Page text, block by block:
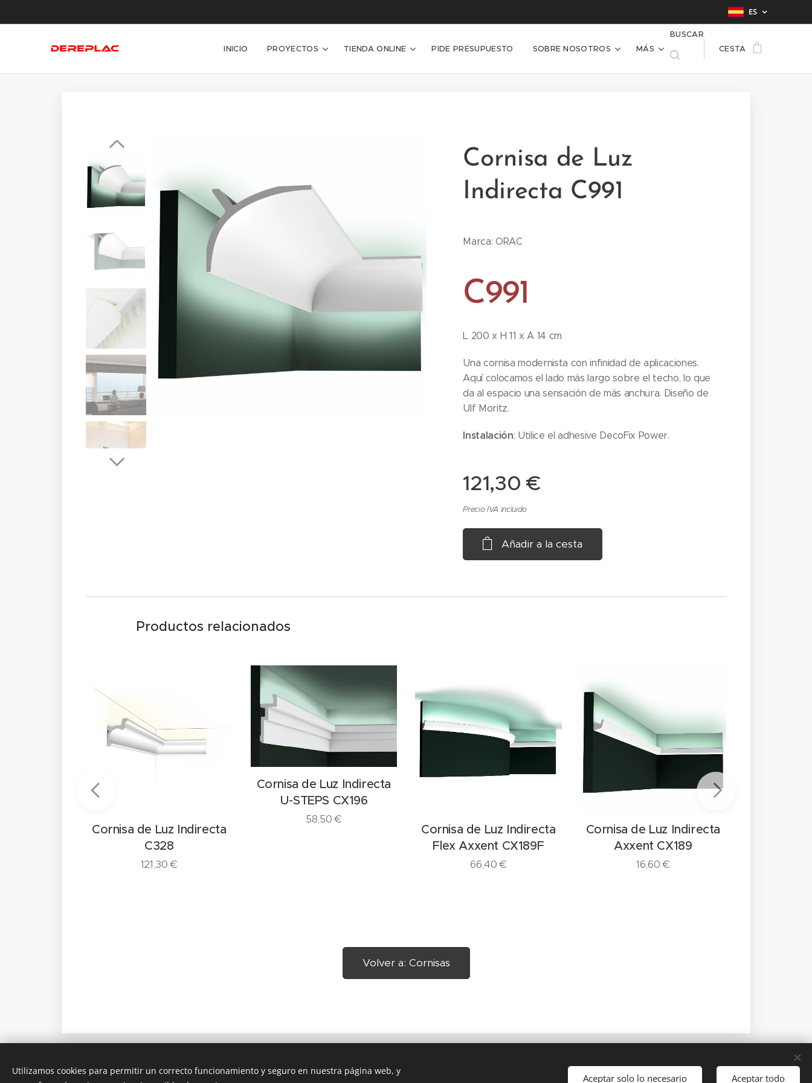
ES
INICIO PROYECTOS TIENDA ONLINE PIDE PRESUPUESTO SOBRE NOSOTROS MÁS
BUSCAR
CESTA
Cornisa de Luz
Indirecta C991
Marca: ORAC
C991
L 200 x H 11 x A 14 cm
Una cornisa modernista con infinidad de aplicaciones.
Aquí colocamos el lado más largo sobre el techo, lo que
da al espacio una sensación de más anchura. Diseño de
Ulf Moritz.
Instalación: Utilice el adhesive DecoFix Power.
121,30 €
Precio IVA incluido
Añadir a la cesta
Productos relacionados
Cornisa de Luz Indirecta
C328
121,30€
Cornisa de Luz Indirecta
U-STEPS CX196
58,50€
Cornisa de Luz Indirecta
Flex Axxent CX189F
66,40€
Cornisa de Luz Indirecta
Axxent CX189
16,60€
Volver a: Cornisas
© 2026 DEREPLAC SERVICES
Utilizamos cookies para permitir un correcto funcionamiento y seguro en nuestra página web, y
Aceptar solo lo necesario Aceptar todo